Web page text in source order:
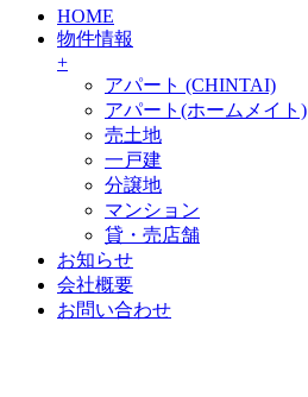
HOME
物件情報
+
アパート (CHINTAI)
アパート(ホームメイト)
売土地
一戸建
分譲地
マンション
貸・売店舗
お知らせ
会社概要
お問い合わせ